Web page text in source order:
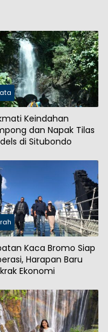
Keindahan
dan Napak Tilas
di Situbondo
Kaca Bromo Siap
Harapan Baru
Ekonomi